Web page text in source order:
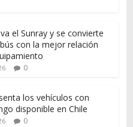
el Sunray y se convierte
con la mejor relación
0
los vehículos con
disponible en Chile
0